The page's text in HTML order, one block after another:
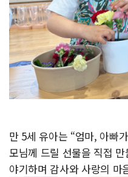
만 5세 유아는 “엄마, 아빠
모님께 드릴 선물을 직접
야기하며 감사와 사랑의 마